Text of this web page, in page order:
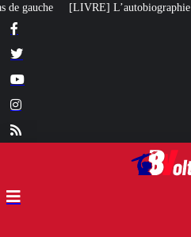
intellectuelle de Michel Maffesoli